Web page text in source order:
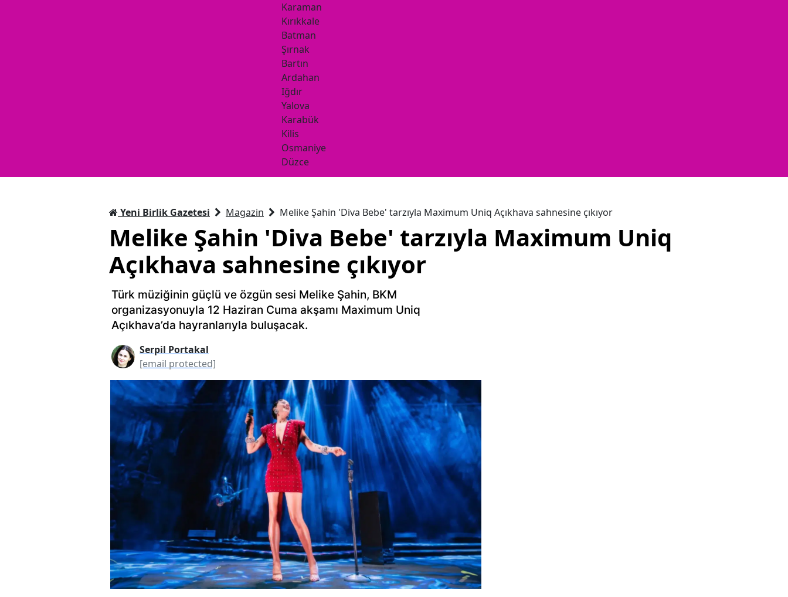
Karaman
Kırıkkale
Batman
Şırnak
Bartın
Ardahan
Iğdır
Yalova
Karabük
Kilis
Osmaniye
Düzce
Yeni Birlik Gazetesi Magazin Melike Şahin 'Diva Bebe' tarzıyla Maximum Uniq Açıkhava sahnesine çıkıyor
Melike Şahin 'Diva Bebe' tarzıyla Maximum Uniq
Açıkhava sahnesine çıkıyor
Türk müziğinin güçlü ve özgün sesi Melike Şahin, BKM
organizasyonuyla 12 Haziran Cuma akşamı Maximum Uniq
Açıkhava’da hayranlarıyla buluşacak.
Serpil Portakal
[email protected]